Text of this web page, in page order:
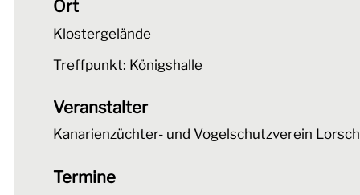
Ort
Klostergelände
Treffpunkt: Königshalle
Veranstalter
Kanarienzüchter- und Vogelschutzverein Lorsch
Termine